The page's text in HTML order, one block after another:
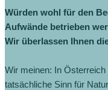
Würden wohl für den
Aufwände betrieben
Wir überlassen Ihnen
Wir meinen: In
tatsächliche Sinn für